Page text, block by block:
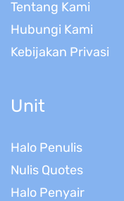
Tentang Kami
Hubungi Kami
Kebijakan Privasi
Unit
Halo Penulis
Nulis Quotes
Halo Penyair